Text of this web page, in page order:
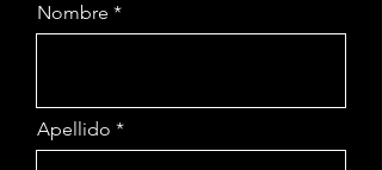
Nombre
Apellido